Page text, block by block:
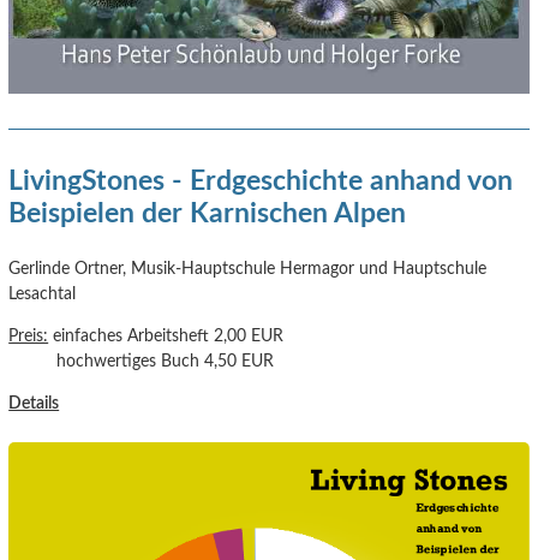
LivingStones - Erdgeschichte anhand von
Beispielen der Karnischen Alpen
Gerlinde Ortner, Musik-Hauptschule Hermagor und Hauptschule
Lesachtal
Preis: einfaches Arbeitsheft 2,00 EUR
hochwertiges Buch 4,50 EUR
Details